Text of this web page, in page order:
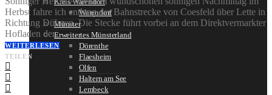
Warendorf
Münster
Erweitertes Münsterland
Dörenthe
Flaesheim
Olfen
Haltern am See
Lembeck
Herbst fahre ich entlang der Bahnstrecke von Coesfeld über Lette in
Richtung Dülmen. Die Stecke führt vorbei an dem Direktvermarkter
Hofladen der…
WEITERLESEN
TEILEN